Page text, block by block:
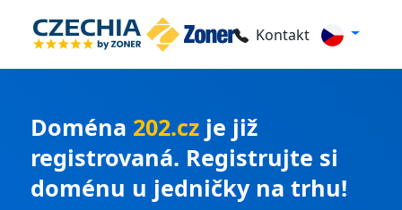
Kontakt
Doména 202.cz je již
registrovaná. Registrujte si
doménu u jedničky na trhu!